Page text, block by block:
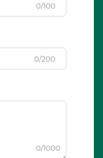
0/100
0/200
0/1000